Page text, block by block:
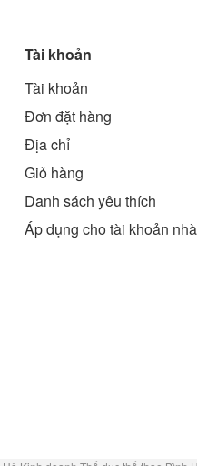
Tài khoản
Tài khoản
Đơn đặt hàng
Địa chỉ
Giỏ hàng
Danh sách yêu thích
Áp dụng cho tài khoản